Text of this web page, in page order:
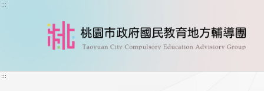
跳到主要內容
:::
:::